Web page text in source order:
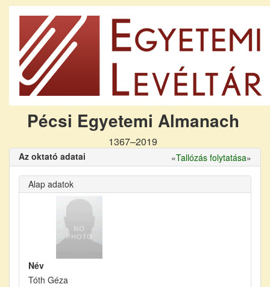
Pécsi Egyetemi Almanach
1367–2019
Az oktató adatai «Tallózás folytatása»
Alap adatok
Név
Tóth Géza